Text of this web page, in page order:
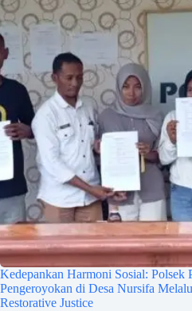
Kedepankan Harmoni Sosial: Polsek
Pengeroyokan di Desa Nursifa
Restorative Justice